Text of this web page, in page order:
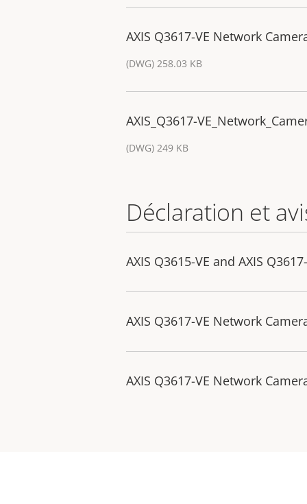
AXIS Q3617-VE Network
(DWG) 258.03 KB
AXIS_Q3617-
(DWG) 249 KB
Déclaration et
AXIS Q3615-VE and AXIS
AXIS Q3617-VE Network
AXIS Q3617-VE Network